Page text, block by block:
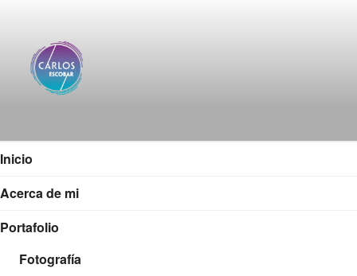
contenido
Inicio
Acerca de mi
Portafolio
Fotografía